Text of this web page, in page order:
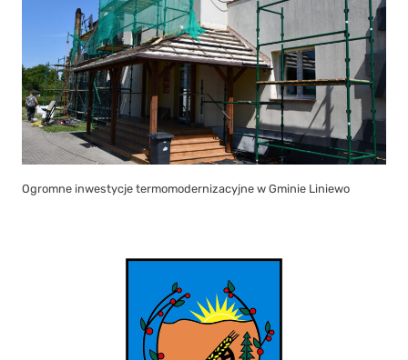
Ogromne inwestycje termomodernizacyjne w Gminie Liniewo